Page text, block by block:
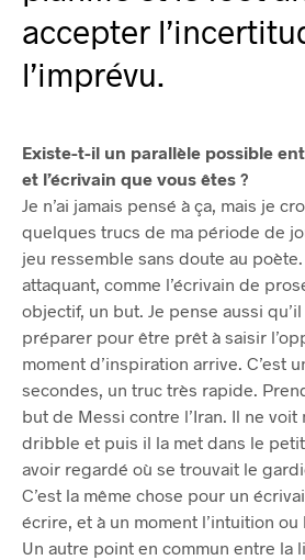
accepter
l’imprévu.
Existe-t-il un parallèle possible
et l’écrivain que vous êtes ?
Je n’ai jamais pensé à ça, mais je
quelques trucs de ma période de
jeu ressemble sans doute au poète.
attaquant, comme l’écrivain de
objectif, un but. Je pense aussi qu’il
préparer pour être prêt à saisir
moment d’inspiration arrive. C’est
secondes, un truc très rapide.
but de Messi contre l’Iran. Il ne voit
dribble et puis il la met dans le
avoir regardé où se trouvait le
C’est la même chose pour un
écrire, et à un moment l’intuition
Un autre point en commun entre la